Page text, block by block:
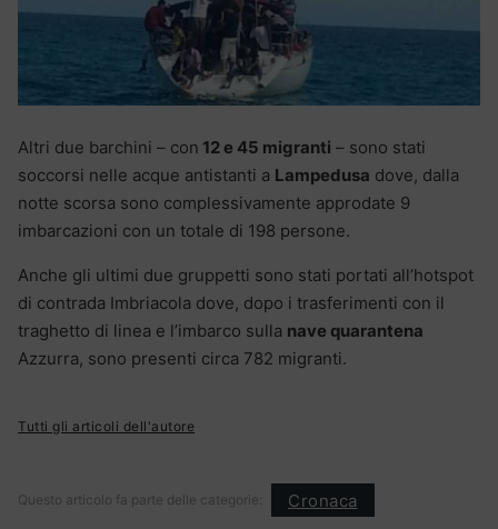
Altri due barchini – con 12 e 45 migranti – sono stati
soccorsi nelle acque antistanti a Lampedusa dove, dalla
notte scorsa sono complessivamente approdate 9
imbarcazioni con un totale di 198 persone.
Anche gli ultimi due gruppetti sono stati portati all’hotspot
di contrada Imbriacola dove, dopo i trasferimenti con il
traghetto di linea e l’imbarco sulla nave quarantena
Azzurra, sono presenti circa 782 migranti.
Tutti gli articoli dell'autore
Questo articolo fa parte delle categorie: Cronaca